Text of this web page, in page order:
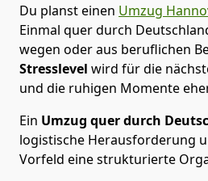
Du planst einen Umzug
Einmal quer durch
wegen oder aus beruflichen
Stresslevel wird für die
und die ruhigen Momente
Ein Umzug quer durch
logistische Herausforderung
Vorfeld eine strukturierte